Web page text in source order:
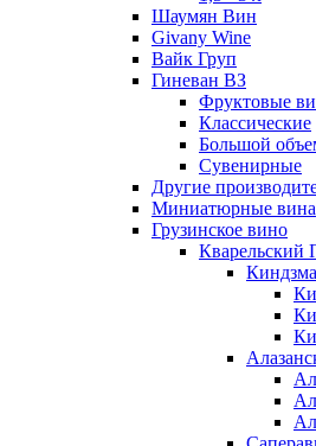
Шаумян Вин
Givany Wine
Вайк Груп
Гиневан ВЗ
Фруктовые
Классические
Большой
Сувенирные
Другие
Миниатюрные вина
Грузинское вино
Кварельский